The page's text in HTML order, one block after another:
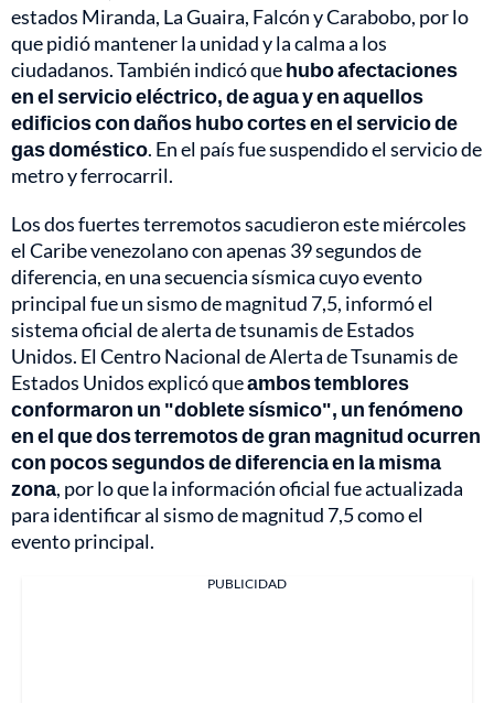
estados Miranda, La Guaira, Falcón y Carabobo, por lo
que pidió mantener la unidad y la calma a los
ciudadanos. También indicó quehubo afectaciones
en el servicio eléctrico, de agua y en aquellos
edificios con daños hubo cortes en el servicio de
gas doméstico. En el país fue suspendido el servicio de
metro y ferrocarril.
Los dos fuertes terremotos sacudieron este miércoles
el Caribe venezolano con apenas 39 segundos de
diferencia, en una secuencia sísmica cuyo evento
principal fue un sismo de magnitud 7,5, informó el
sistema oficial de alerta de tsunamis de Estados
Unidos. El Centro Nacional de Alerta de Tsunamis de
Estados Unidos explicó queambos temblores
conformaron un "doblete sísmico", un fenómeno
en el que dos terremotos de gran magnitud ocurren
con pocos segundos de diferencia en la misma
zona, por lo que la información oficial fue actualizada
para identificar al sismo de magnitud 7,5 como el
evento principal.
PUBLICIDAD